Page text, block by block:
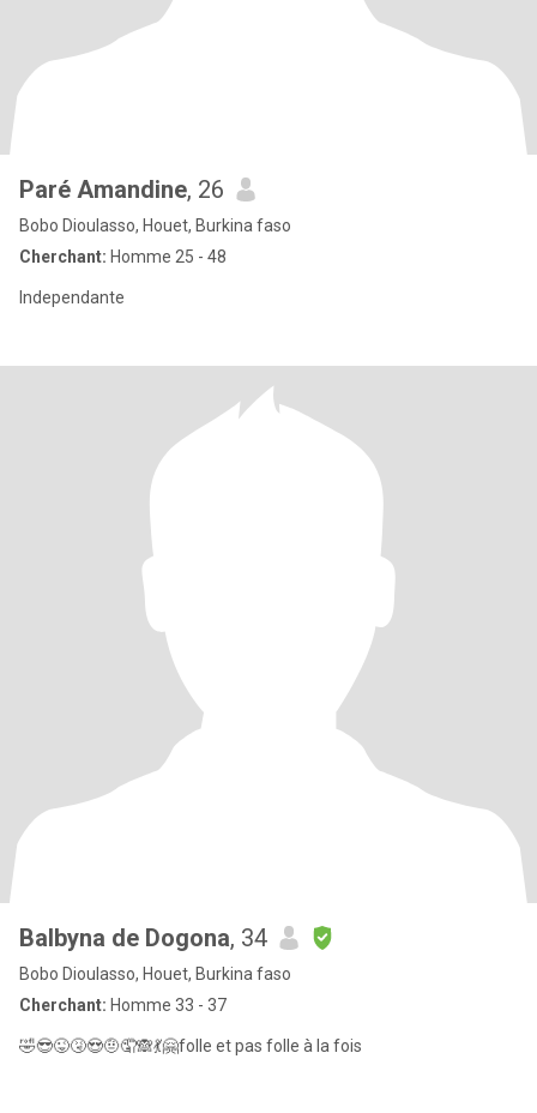
Paré Amandine, 26
Bobo Dioulasso, Houet, Burkina faso
Cherchant: Homme 25 - 48
Independante
Balbyna de Dogona, 34
Bobo Dioulasso, Houet, Burkina faso
Cherchant: Homme 33 - 37
🤣😎😜🤧😍🤨🤦🙈💃🤗folle et pas folle à la fois